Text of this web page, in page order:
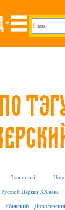
Здвинский
Церкви XX века
Убинский